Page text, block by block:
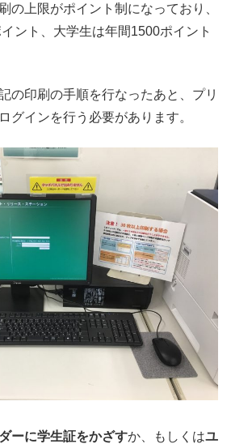
の上限がポイント制になっており、
ント、大学生は年間1500ポイント
の印刷の手順を行なったあと、プリ
グインを行う必要があります。
ーに学生証をかざすか、もしくはユ